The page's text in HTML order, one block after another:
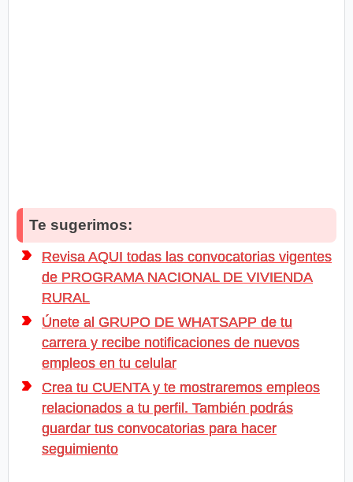
Te sugerimos:
Revisa AQUI todas las convocatorias vigentes
de PROGRAMA NACIONAL DE VIVIENDA
RURAL
Únete al GRUPO DE WHATSAPP de tu
carrera y recibe notificaciones de nuevos
empleos en tu celular
Crea tu CUENTA y te mostraremos empleos
relacionados a tu perfil. También podrás
guardar tus convocatorias para hacer
seguimiento